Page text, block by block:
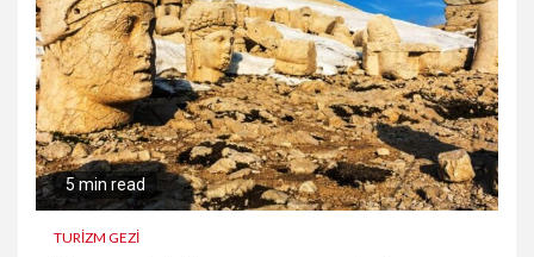
5 min read
TURİZM GEZİ